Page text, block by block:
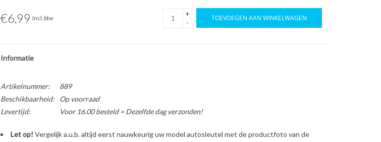
€6,99 Incl. btw
+
-
TOEVOEGEN AAN WINKELWAGEN
Informatie
Artikelnummer:
889
Beschikbaarheid:
Op voorraad
Levertijd:
Voor 16.00 besteld = Dezelfde dag verzonden!
Let op! Vergelijk a.u.b. altijd eerst nauwkeurig uw model autosleutel met de productfoto van de